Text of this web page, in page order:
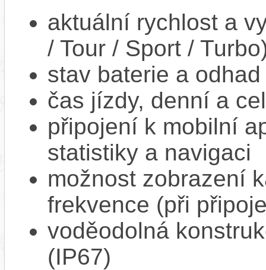
aktuální rychlost a
/ Tour / Sport /
stav baterie a
čas jízdy, denní a
připojení k mobilní
statistiky a navigaci
možnost zobrazení
frekvence (při
voděodolná
(IP67)